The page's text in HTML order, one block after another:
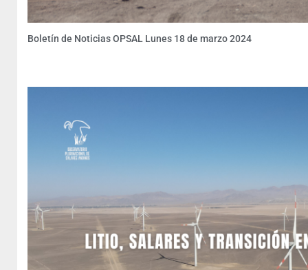
Boletín de Noticias OPSAL Lunes 18 de marzo 2024